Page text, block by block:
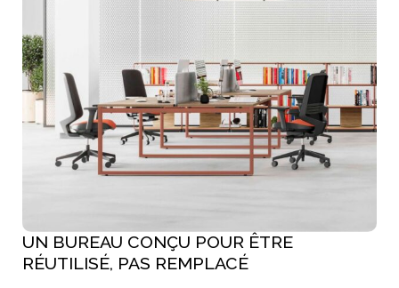
UN BUREAU CONÇU POUR ÊTRE
RÉUTILISÉ, PAS REMPLACÉ